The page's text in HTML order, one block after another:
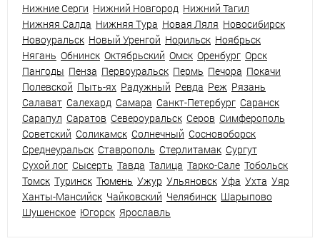
Нижние Серги Нижний Новгород Нижний Тагил
Нижняя Салда Нижняя Тура Новая Ляля Новосибирск
Новоуральск Новый Уренгой Норильск Ноябрьск
Нягань Обнинск Октябрьский Омск Оренбург Орск
Пангоды Пенза Первоуральск Пермь Печора Покачи
Полевской Пыть-ях Радужный Ревда Реж Рязань
Салават Салехард Самара Санкт-Петербург Саранск
Сарапул Саратов Североуральск Серов Симферополь
Советский Соликамск Солнечный Сосновоборск
Среднеуральск Ставрополь Стерлитамак Сургут
Сухой лог Сысерть Тавда Талица Тарко-Сале Тобольск
Томск Туринск Тюмень Ужур Ульяновск Уфа Ухта Уяр
Ханты-Мансийск Чайковский Челябинск Шарыпово
Шушенское Югорск Ярославль